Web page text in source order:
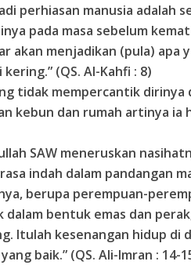
perhiasan manusia adalah
pada masa sebelum
akan menjadikan (pula) apa
(QS. Al-Kahfi : 8)
tidak mempercantik dirinya
kebun dan rumah artinya ia
SAW meneruskan
indah dalam pandangan
berupa perempuan-
bentuk emas dan
Itulah kesenangan hidup di
baik.” (QS. Ali-Imran : 14-